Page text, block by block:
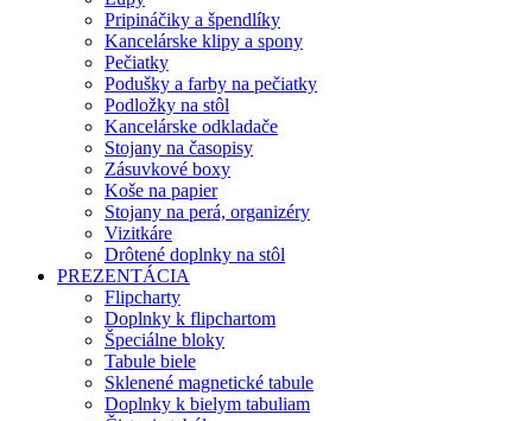
Pripináčiky a špendlíky
Kancelárske klipy a spony
Pečiatky
Podušky a farby na pečiatky
Podložky na stôl
Kancelárske odkladače
Stojany na časopisy
Zásuvkové boxy
Koše na papier
Stojany na perá, organizéry
Vizitkáre
Drôtené doplnky na stôl
PREZENTÁCIA
Flipcharty
Doplnky k flipchartom
Špeciálne bloky
Tabule biele
Sklenené magnetické tabule
Doplnky k bielym tabuliam